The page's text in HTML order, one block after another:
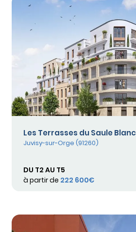
Les Terrasses du Saule Blanc
Juvisy-sur-Orge (91260)
DU T2 AU T5
à partir de 222 600€